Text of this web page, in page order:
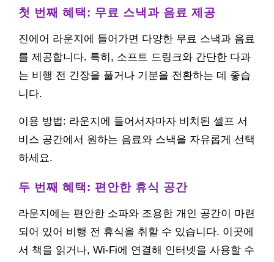
첫 번째 혜택: 무료 스낵과 음료 제공
진에어 라운지에 들어가면 다양한 무료 스낵과 음료
를 제공합니다. 특히, 소프트 드링크와 간단한 다과
는 비행 전 긴장을 풀거나 기분을 전환하는 데 좋습
니다.
이용 방법: 라운지에 들어서자마자 비치된 셀프 서
비스 공간에서 원하는 음료와 스낵을 자유롭게 선택
하세요.
두 번째 혜택: 편안한 휴식 공간
라운지에는 편안한 소파와 조용한 개인 공간이 마련
되어 있어 비행 전 휴식을 취할 수 있습니다. 이곳에
서 책을 읽거나, Wi-Fi에 연결해 인터넷을 사용할 수